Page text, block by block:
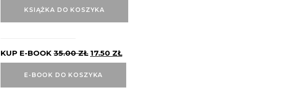
KSIĄŻKA DO KOSZYKA
KUP E-BOOK 35.00ZŁ 17.50 ZŁ
E-BOOK DO KOSZYKA